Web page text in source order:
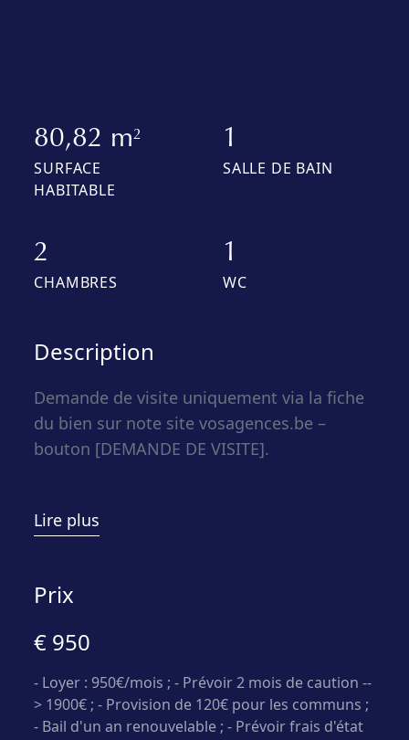
80,82 m2
SURFACE
HABITABLE
1
SALLE DE BAIN
2
CHAMBRES
1
WC
Description
Demande de visite uniquement via la fiche
du bien sur note site vosagences.be –
bouton [DEMANDE DE VISITE].
Vos Agences Ciney vous présente cet
appartement NEUF implantée au cœur d’un
premier étage de l’immeuble, à proximité
lumineux et spacieux bénéficie de 2
suite. Immeuble avec ascenseur.
Lire plus
Prix
€ 950
- Loyer : 950€/mois ; - Prévoir 2 mois de caution --
> 1900€ ; - Provision de 120€ pour les communs ;
- Bail d'un an renouvelable ; - Prévoir frais d'état